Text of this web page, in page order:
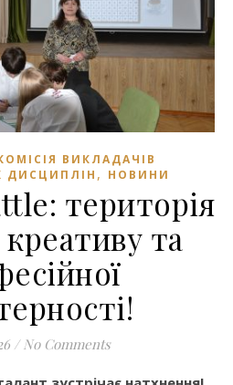
ВИКЛАДАЧІВ
ДИСЦИПЛІН , НОВИНИ
територія
та
/ No Comments